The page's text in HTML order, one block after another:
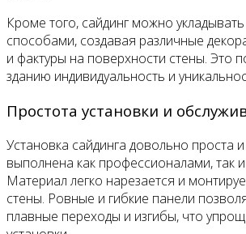
Кроме того, сайдинг можно
способами, создавая различные
и фактуры на поверхности стены. Это
зданию индивидуальность и
Простота установки и
Установка сайдинга довольно проста
выполнена как профессионалами, так
Материал легко нарезается и
стены. Ровные и гибкие панели
плавные переходы и изгибы, что